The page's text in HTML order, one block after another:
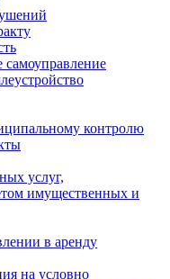
самоуправление
контролю
услуг,
имущественных и
в аренду
на условно